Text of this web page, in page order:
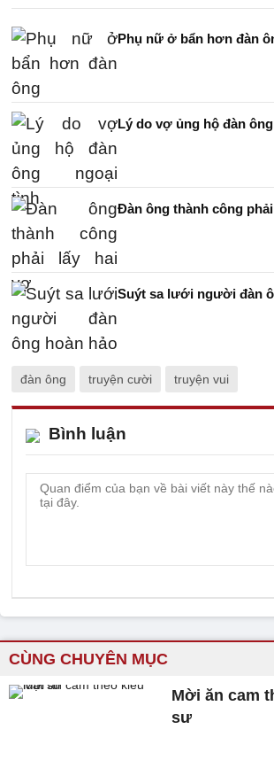
Phụ nữ ở bẩn hơn đàn
Lý do vợ ủng hộ đàn
Đàn ông thành công
Suýt sa lưới người đàn
đàn ông truyện cười truyện vui
Bình luận
CÙNG CHUYÊN MỤC
Mời ăn cam
sư